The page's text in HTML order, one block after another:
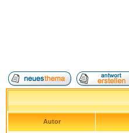
Autor